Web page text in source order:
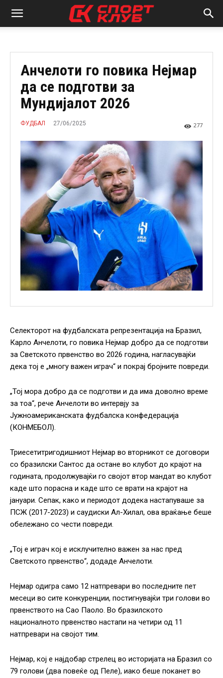
Анчелоти го повика Нејмар
да се подготви за
Мундијалот 2026
ФУДБАЛ 27/06/2025 277
Селекторот на фудбалската репрезентација на Бразил,
Карло Анчелоти, го повика Нејмар добро да се подготви
за Светското првенство во 2026 година, нагласувајќи
дека тој е „многу важен играч“ и покрај бројните повреди.
„Тој мора добро да се подготви и да има доволно време
за тоа“, рече Анчелоти во интервју за
Јужноамериканската фудбалска конфедерација
(КОНМЕБОЛ).
Триесетитригодишниот Нејмар во вторникот се договори
со бразилски Сантос да остане во клубот до крајот на
годината, продолжувајќи го својот втор мандат во клубот
каде што порасна и каде што се врати на крајот на
јануари. Сепак, како и периодот додека настапуваше за
ПСЖ (2017-2023) и саудиски Ал-Хилал, ова враќање беше
обележано со чести повреди.
„Тој е играч кој е исклучително важен за нас пред
Светското првенство“, додаде Анчелоти.
Нејмар одигра само 12 натпревари во последните пет
месеци во сите конкуренции, постигнувајќи три голови во
првенството на Сао Паоло. Во бразилското
националното првенство настапи на четири од 11
натпревари на својот тим.
Нејмар, кој е најдобар стрелец во историјата на Бразил со
79 голови (два повеќе од Пеле), иако беше поканет во